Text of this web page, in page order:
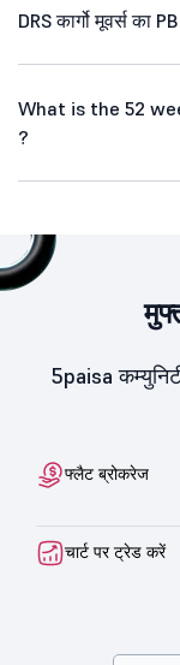
DRS कार्गो मूवर्स का
What is the 52
?
5paisa
फ्लैट ब्रोकरेज
चार्ट पर ट्रेड करें